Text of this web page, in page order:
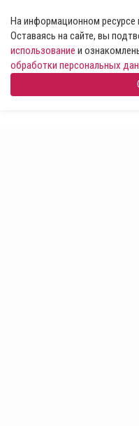
На информационном
Оставаясь на сайте, вы
использование и
обработки персональных